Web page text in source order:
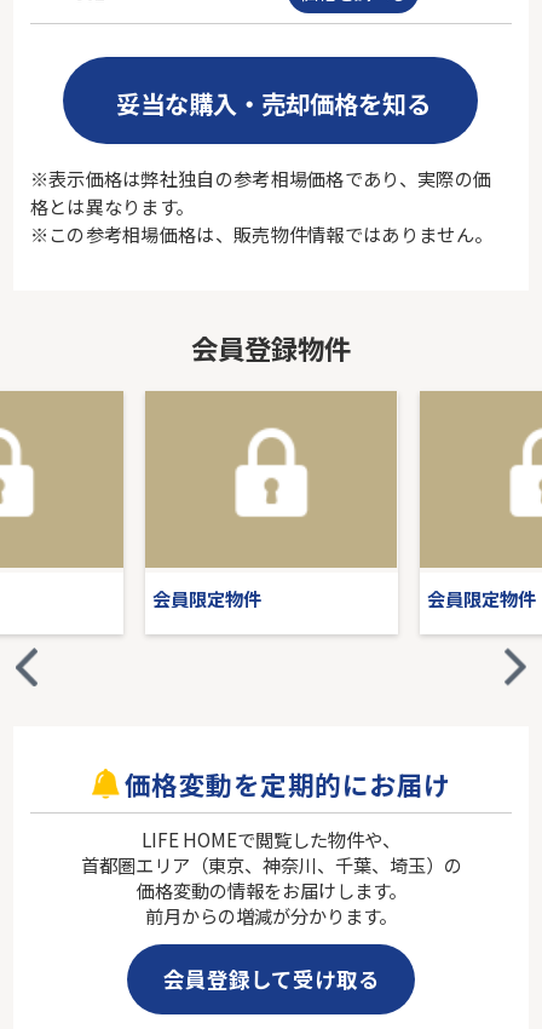
妥当な購入・売却価格を知る
※表示価格は弊社独自の参考相場価格であり、実際の価
格とは異なります。
※この参考相場価格は、販売物件情報ではありません。
会員登録物件
会員限定物件 会員限定物件
価格変動を定期的にお届け
LIFE HOMEで閲覧した物件や、
首都圏エリア（東京、神奈川、千葉、埼玉）の
価格変動の情報をお届けします。
前月からの増減が分かります。
会員登録して受け取る